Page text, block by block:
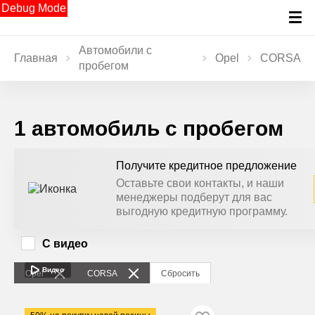
Debug Mode
Главная
Автомобили с
пробегом
Opel CORSA
1 автомобиль с пробегом
Получите кредитное предложение
Оставьте свои контакты, и наши
менеджеры подберут для вас
выгодную кредитную программу.
Opel CORSA Сбросить
С видео
Видео
2007·142 017 км